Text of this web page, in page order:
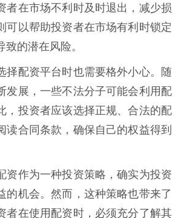
者在市场不利时及时退出，减少损
可以帮助投资者在市场有利时锁定
的潜在风险。
择配资平台时也需要格外小心。随
发展，一些不法分子可能会利用配
，投资者应该选择正规、合法的配
读合同条款，确保自己的权益得到
资作为一种投资策略，确实为投资
的机会。然而，这种策略也带来了
者在使用配资时，必须充分了解其